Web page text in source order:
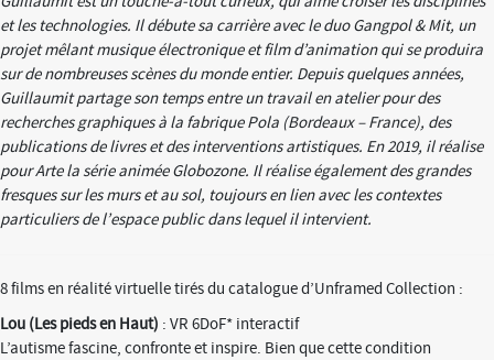
et les technologies. Il débute sa carrière avec le duo Gangpol & Mit, un
projet mêlant musique électronique et film d’animation qui se produira
sur de nombreuses scènes du monde entier. Depuis quelques années,
Guillaumit partage son temps entre un travail en atelier pour des
recherches graphiques à la fabrique Pola (Bordeaux – France), des
publications de livres et des interventions artistiques. En 2019, il réalise
pour Arte la série animée Globozone. Il réalise également des grandes
fresques sur les murs et au sol, toujours en lien avec les contextes
particuliers de l’espace public dans lequel il intervient.
8 films en réalité virtuelle tirés du catalogue d’Unframed Collection :
Lou (Les pieds en Haut) : VR 6DoF* interactif
L’autisme fascine, confronte et inspire. Bien que cette condition